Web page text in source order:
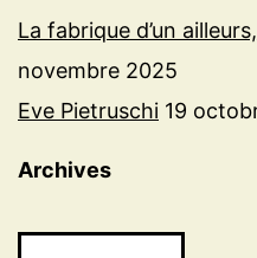
La fabrique d’un
novembre 2025
Eve Pietruschi 19
Archives